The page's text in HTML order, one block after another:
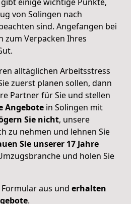
von Solingen nach
sind. Angefangen bei
zum Verpacken Ihres
alltäglichen Arbeitsstress
zuerst planen sollen, dann
Partner für Sie und stellen
Angebote in Solingen mit
Sie nicht, unsere
zu nehmen und lehnen Sie
Sie unserer 17 Jahre
und holen Sie
aus und erhalten
.